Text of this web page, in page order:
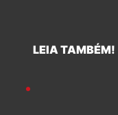
LEIA TAMBÉM!